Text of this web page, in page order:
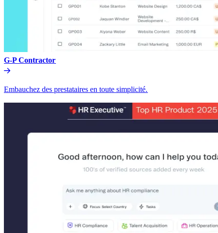
G-P Contractor​​
Embauchez des prestataires en toute simplicité.​​